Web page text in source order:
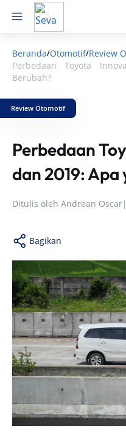
Beranda/Otomotif/Review
Perbedaan Toyota
Berubah?
Review Otomotif
Perbedaan
dan 2019: Apa
Ditulis oleh Andrean Oscar|
Bagikan